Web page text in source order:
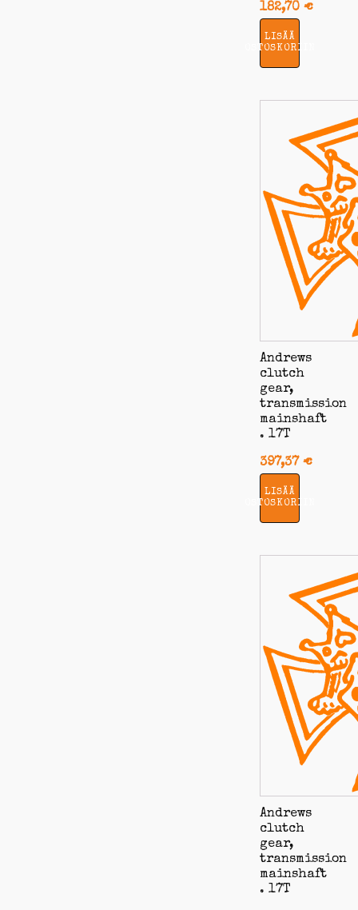
182,70 €
LISÄÄ
OSTOSKORIIN
Andrews
clutch
gear,
transmission
mainshaft
. 17T
397,37 €
LISÄÄ
OSTOSKORIIN
Andrews
clutch
gear,
transmission
mainshaft
. 17T